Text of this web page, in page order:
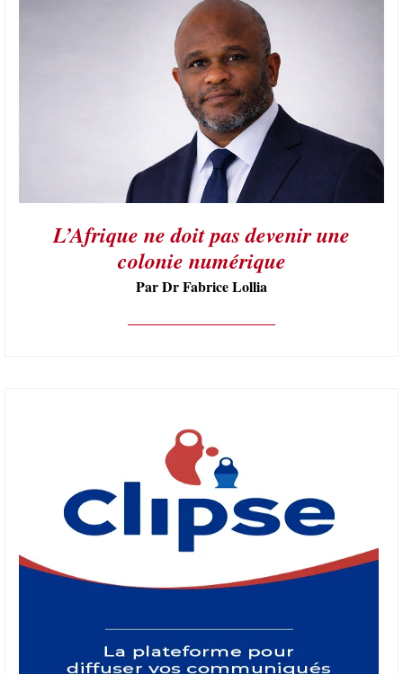
L’Afrique ne doit pas devenir une
colonie numérique
Par Dr Fabrice Lollia